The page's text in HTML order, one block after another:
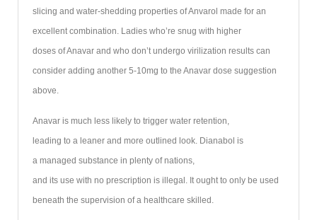
slicing and water-shedding properties of Anvarol made for an
excellent combination. Ladies who’re snug with higher
doses of Anavar and who don’t undergo virilization results can
consider adding another 5-10mg to the Anavar dose suggestion
above.
Anavar is much less likely to trigger water retention,
leading to a leaner and more outlined look. Dianabol is
a managed substance in plenty of nations,
and its use with no prescription is illegal. It ought to only be used
beneath the supervision of a healthcare skilled.